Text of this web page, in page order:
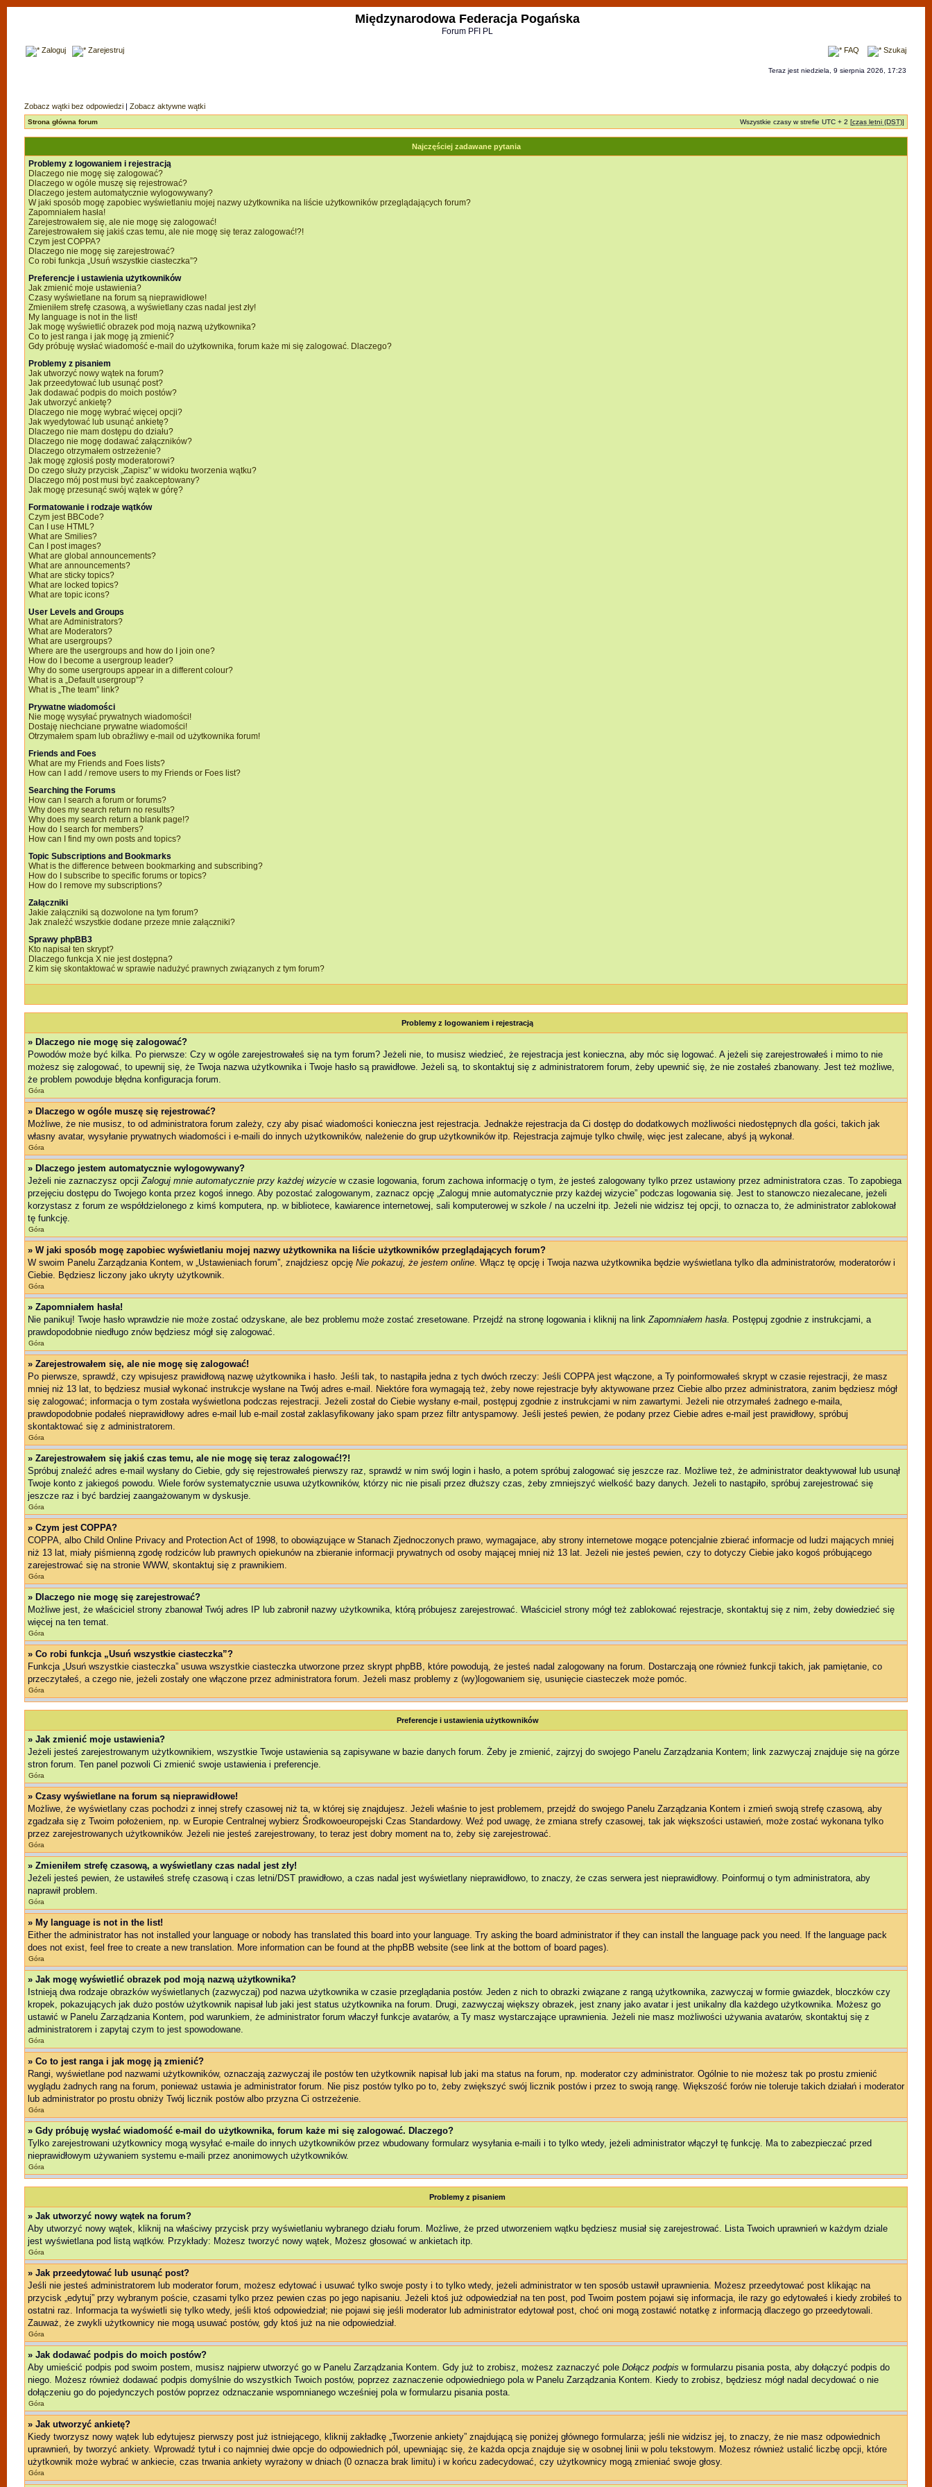
Międzynarodowa Federacja Pogańska
Forum PFI PL
Zaloguj Zarejestruj FAQ Szukaj
Teraz jest niedziela, 9 sierpnia 2026, 17:23
Zobacz wątki bez odpowiedzi | Zobacz aktywne wątki
Strona główna forum Wszystkie czasy w strefie UTC + 2 [czas letni (DST)]
Najczęściej zadawane pytania
Problemy z logowaniem i rejestracją
Dlaczego nie mogę się zalogować?
Dlaczego w ogóle muszę się rejestrować?
Dlaczego jestem automatycznie wylogowywany?
W jaki sposób mogę zapobiec wyświetlaniu mojej nazwy użytkownika na liście użytkowników przeglądających forum?
Zapomniałem hasła!
Zarejestrowałem się, ale nie mogę się zalogować!
Zarejestrowałem się jakiś czas temu, ale nie mogę się teraz zalogować!?!
Czym jest COPPA?
Dlaczego nie mogę się zarejestrować?
Co robi funkcja „Usuń wszystkie ciasteczka”?
Preferencje i ustawienia użytkowników
Jak zmienić moje ustawienia?
Czasy wyświetlane na forum są nieprawidłowe!
Zmieniłem strefę czasową, a wyświetlany czas nadal jest zły!
My language is not in the list!
Jak mogę wyświetlić obrazek pod moją nazwą użytkownika?
Co to jest ranga i jak mogę ją zmienić?
Gdy próbuję wysłać wiadomość e-mail do użytkownika, forum każe mi się zalogować. Dlaczego?
Problemy z pisaniem
Jak utworzyć nowy wątek na forum?
Jak przeedytować lub usunąć post?
Jak dodawać podpis do moich postów?
Jak utworzyć ankietę?
Dlaczego nie mogę wybrać więcej opcji?
Jak wyedytować lub usunąć ankietę?
Dlaczego nie mam dostępu do działu?
Dlaczego nie mogę dodawać załączników?
Dlaczego otrzymałem ostrzeżenie?
Jak mogę zgłosiś posty moderatorowi?
Do czego służy przycisk „Zapisz” w widoku tworzenia wątku?
Dlaczego mój post musi być zaakceptowany?
Jak mogę przesunąć swój wątek w górę?
Formatowanie i rodzaje wątków
Czym jest BBCode?
Can I use HTML?
What are Smilies?
Can I post images?
What are global announcements?
What are announcements?
What are sticky topics?
What are locked topics?
What are topic icons?
User Levels and Groups
What are Administrators?
What are Moderators?
What are usergroups?
Where are the usergroups and how do I join one?
How do I become a usergroup leader?
Why do some usergroups appear in a different colour?
What is a „Default usergroup”?
What is „The team” link?
Prywatne wiadomości
Nie mogę wysyłać prywatnych wiadomości!
Dostaję niechciane prywatne wiadomości!
Otrzymałem spam lub obraźliwy e-mail od użytkownika forum!
Friends and Foes
What are my Friends and Foes lists?
How can I add / remove users to my Friends or Foes list?
Searching the Forums
How can I search a forum or forums?
Why does my search return no results?
Why does my search return a blank page!?
How do I search for members?
How can I find my own posts and topics?
Topic Subscriptions and Bookmarks
What is the difference between bookmarking and subscribing?
How do I subscribe to specific forums or topics?
How do I remove my subscriptions?
Załączniki
Jakie załączniki są dozwolone na tym forum?
Jak znaleźć wszystkie dodane przeze mnie załączniki?
Sprawy phpBB3
Kto napisał ten skrypt?
Dlaczego funkcja X nie jest dostępna?
Z kim się skontaktować w sprawie nadużyć prawnych związanych z tym forum?
Problemy z logowaniem i rejestracją
» Dlaczego nie mogę się zalogować?
Powodów może być kilka. Po pierwsze: Czy w ogóle zarejestrowałeś się na tym forum? Jeżeli nie, to musisz wiedzieć, że rejestracja jest konieczna, aby móc się logować. A jeżeli się zarejestrowałeś i mimo to nie
możesz się zalogować, to upewnij się, że Twoja nazwa użytkownika i Twoje hasło są prawidłowe. Jeżeli są, to skontaktuj się z administratorem forum, żeby upewnić się, że nie zostałeś zbanowany. Jest też możliwe,
że problem powoduje błędna konfiguracja forum.
Góra
» Dlaczego w ogóle muszę się rejestrować?
Możliwe, że nie musisz, to od administratora forum zależy, czy aby pisać wiadomości konieczna jest rejestracja. Jednakże rejestracja da Ci dostęp do dodatkowych możliwości niedostępnych dla gości, takich jak
własny avatar, wysyłanie prywatnych wiadomości i e-maili do innych użytkowników, należenie do grup użytkowników itp. Rejestracja zajmuje tylko chwilę, więc jest zalecane, abyś ją wykonał.
Góra
» Dlaczego jestem automatycznie wylogowywany?
Jeżeli nie zaznaczysz opcjiZaloguj mnie automatycznie przy każdej wizycie w czasie logowania, forum zachowa informację o tym, że jesteś zalogowany tylko przez ustawiony przez administratora czas. To zapobiega
przejęciu dostępu do Twojego konta przez kogoś innego. Aby pozostać zalogowanym, zaznacz opcję „Zaloguj mnie automatycznie przy każdej wizycie” podczas logowania się. Jest to stanowczo niezalecane, jeżeli
korzystasz z forum ze współdzielonego z kimś komputera, np. w bibliotece, kawiarence internetowej, sali komputerowej w szkole / na uczelni itp. Jeżeli nie widzisz tej opcji, to oznacza to, że administrator zablokował
tę funkcję.
Góra
» W jaki sposób mogę zapobiec wyświetlaniu mojej nazwy użytkownika na liście użytkowników przeglądających forum?
W swoim Panelu Zarządzania Kontem, w „Ustawieniach forum”, znajdziesz opcję Nie pokazuj, że jestem online. Włącz tę opcję i Twoja nazwa użytkownika będzie wyświetlana tylko dla administratorów, moderatorów i
Ciebie. Będziesz liczony jako ukryty użytkownik.
Góra
» Zapomniałem hasła!
Nie panikuj! Twoje hasło wprawdzie nie może zostać odzyskane, ale bez problemu może zostać zresetowane. Przejdź na stronę logowania i kliknij na linkZapomniałem hasła. Postępuj zgodnie z instrukcjami, a
prawdopodobnie niedługo znów będziesz mógł się zalogować.
Góra
» Zarejestrowałem się, ale nie mogę się zalogować!
Po pierwsze, sprawdź, czy wpisujesz prawidłową nazwę użytkownika i hasło. Jeśli tak, to nastąpiła jedna z tych dwóch rzeczy: Jeśli COPPA jest włączone, a Ty poinformowałeś skrypt w czasie rejestracji, że masz
mniej niż 13 lat, to będziesz musiał wykonać instrukcje wysłane na Twój adres e-mail. Niektóre fora wymagają też, żeby nowe rejestracje były aktywowane przez Ciebie albo przez administratora, zanim będziesz mógł
się zalogować; informacja o tym została wyświetlona podczas rejestracji. Jeżeli został do Ciebie wysłany e-mail, postępuj zgodnie z instrukcjami w nim zawartymi. Jeżeli nie otrzymałeś żadnego e-maila,
prawdopodobnie podałeś nieprawidłowy adres e-mail lub e-mail został zaklasyfikowany jako spam przez filtr antyspamowy. Jeśli jesteś pewien, że podany przez Ciebie adres e-mail jest prawidłowy, spróbuj
skontaktować się z administratorem.
Góra
» Zarejestrowałem się jakiś czas temu, ale nie mogę się teraz zalogować!?!
Spróbuj znaleźć adres e-mail wysłany do Ciebie, gdy się rejestrowałeś pierwszy raz, sprawdź w nim swój login i hasło, a potem spróbuj zalogować się jeszcze raz. Możliwe też, że administrator deaktywował lub usunął
Twoje konto z jakiegoś powodu. Wiele forów systematycznie usuwa użytkowników, którzy nic nie pisali przez dłuższy czas, żeby zmniejszyć wielkość bazy danych. Jeżeli to nastąpiło, spróbuj zarejestrować się
jeszcze raz i być bardziej zaangażowanym w dyskusje.
Góra
» Czym jest COPPA?
COPPA, albo Child Online Privacy and Protection Act of 1998, to obowiązujące w Stanach Zjednoczonych prawo, wymagajace, aby strony internetowe mogące potencjalnie zbierać informacje od ludzi mających mniej
niż 13 lat, miały piśmienną zgodę rodziców lub prawnych opiekunów na zbieranie informacji prywatnych od osoby mającej mniej niż 13 lat. Jeżeli nie jesteś pewien, czy to dotyczy Ciebie jako kogoś próbującego
zarejestrować się na stronie WWW, skontaktuj się z prawnikiem.
Góra
» Dlaczego nie mogę się zarejestrować?
Możliwe jest, że właściciel strony zbanował Twój adres IP lub zabronił nazwy użytkownika, którą próbujesz zarejestrować. Właściciel strony mógł też zablokować rejestracje, skontaktuj się z nim, żeby dowiedzieć się
więcej na ten temat.
Góra
» Co robi funkcja „Usuń wszystkie ciasteczka”?
Funkcja „Usuń wszystkie ciasteczka” usuwa wszystkie ciasteczka utworzone przez skrypt phpBB, które powodują, że jesteś nadal zalogowany na forum. Dostarczają one również funkcji takich, jak pamiętanie, co
przeczytałeś, a czego nie, jeżeli zostały one włączone przez administratora forum. Jeżeli masz problemy z (wy)logowaniem się, usunięcie ciasteczek może pomóc.
Góra
Preferencje i ustawienia użytkowników
» Jak zmienić moje ustawienia?
Jeżeli jesteś zarejestrowanym użytkownikiem, wszystkie Twoje ustawienia są zapisywane w bazie danych forum. Żeby je zmienić, zajrzyj do swojego Panelu Zarządzania Kontem; link zazwyczaj znajduje się na górze
stron forum. Ten panel pozwoli Ci zmienić swoje ustawienia i preferencje.
Góra
» Czasy wyświetlane na forum są nieprawidłowe!
Możliwe, że wyświetlany czas pochodzi z innej strefy czasowej niż ta, w której się znajdujesz. Jeżeli właśnie to jest problemem, przejdź do swojego Panelu Zarządzania Kontem i zmień swoją strefę czasową, aby
zgadzała się z Twoim położeniem, np. w Europie Centralnej wybierz Środkowoeuropejski Czas Standardowy. Weź pod uwagę, że zmiana strefy czasowej, tak jak większości ustawień, może zostać wykonana tylko
przez zarejestrowanych użytkowników. Jeżeli nie jesteś zarejestrowany, to teraz jest dobry moment na to, żeby się zarejestrować.
Góra
» Zmieniłem strefę czasową, a wyświetlany czas nadal jest zły!
Jeżeli jesteś pewien, że ustawiłeś strefę czasową i czas letni/DST prawidłowo, a czas nadal jest wyświetlany nieprawidłowo, to znaczy, że czas serwera jest nieprawidłowy. Poinformuj o tym administratora, aby
naprawił problem.
Góra
» My language is not in the list!
Either the administrator has not installed your language or nobody has translated this board into your language. Try asking the board administrator if they can install the language pack you need. If the language pack
does not exist, feel free to create a new translation. More information can be found at the phpBB website (see link at the bottom of board pages).
Góra
» Jak mogę wyświetlić obrazek pod moją nazwą użytkownika?
Istnieją dwa rodzaje obrazków wyświetlanych (zazwyczaj) pod nazwa użytkownika w czasie przeglądania postów. Jeden z nich to obrazki związane z rangą użytkownika, zazwyczaj w formie gwiazdek, bloczków czy
kropek, pokazujących jak dużo postów użytkownik napisał lub jaki jest status użytkownika na forum. Drugi, zazwyczaj większy obrazek, jest znany jako avatar i jest unikalny dla każdego użytkownika. Możesz go
ustawić w Panelu Zarządzania Kontem, pod warunkiem, że administrator forum właczył funkcje avatarów, a Ty masz wystarczające uprawnienia. Jeżeli nie masz możliwości używania avatarów, skontaktuj się z
administratorem i zapytaj czym to jest spowodowane.
Góra
» Co to jest ranga i jak mogę ją zmienić?
Rangi, wyświetlane pod nazwami użytkowników, oznaczają zazwyczaj ile postów ten użytkownik napisał lub jaki ma status na forum, np. moderator czy administrator. Ogólnie to nie możesz tak po prostu zmienić
wyglądu żadnych rang na forum, ponieważ ustawia je administrator forum. Nie pisz postów tylko po to, żeby zwiększyć swój licznik postów i przez to swoją rangę. Większość forów nie toleruje takich działań i moderator
lub administrator po prostu obniży Twój licznik postów albo przyzna Ci ostrzeżenie.
Góra
» Gdy próbuję wysłać wiadomość e-mail do użytkownika, forum każe mi się zalogować. Dlaczego?
Tylko zarejestrowani użytkownicy mogą wysyłać e-maile do innych użytkowników przez wbudowany formularz wysyłania e-maili i to tylko wtedy, jeżeli administrator włączył tę funkcję. Ma to zabezpieczać przed
nieprawidłowym używaniem systemu e-maili przez anonimowych użytkowników.
Góra
Problemy z pisaniem
» Jak utworzyć nowy wątek na forum?
Aby utworzyć nowy wątek, kliknij na właściwy przycisk przy wyświetlaniu wybranego działu forum. Możliwe, że przed utworzeniem wątku będziesz musiał się zarejestrować. Lista Twoich uprawnień w każdym dziale
jest wyświetlana pod listą wątków. Przykłady: Możesz tworzyć nowy wątek, Możesz głosować w ankietach itp.
Góra
» Jak przeedytować lub usunąć post?
Jeśli nie jesteś administratorem lub moderator forum, możesz edytować i usuwać tylko swoje posty i to tylko wtedy, jeżeli administrator w ten sposób ustawił uprawnienia. Możesz przeedytować post klikając na
przycisk „edytuj” przy wybranym poście, czasami tylko przez pewien czas po jego napisaniu. Jeżeli ktoś już odpowiedział na ten post, pod Twoim postem pojawi się informacja, ile razy go edytowałeś i kiedy zrobiłeś to
ostatni raz. Informacja ta wyświetli się tylko wtedy, jeśli ktoś odpowiedział; nie pojawi się jeśli moderator lub administrator edytował post, choć oni mogą zostawić notatkę z informacją dlaczego go przeedytowali.
Zauważ, że zwykli użytkownicy nie mogą usuwać postów, gdy ktoś już na nie odpowiedział.
Góra
» Jak dodawać podpis do moich postów?
Aby umieścić podpis pod swoim postem, musisz najpierw utworzyć go w Panelu Zarządzania Kontem. Gdy już to zrobisz, możesz zaznaczyć pole Dołącz podpis w formularzu pisania posta, aby dołączyć podpis do
niego. Możesz również dodawać podpis domyślnie do wszystkich Twoich postów, poprzez zaznaczenie odpowiedniego pola w Panelu Zarządzania Kontem. Kiedy to zrobisz, będziesz mógł nadal decydować o nie
dołączeniu go do pojedynczych postów poprzez odznaczanie wspomnianego wcześniej pola w formularzu pisania posta.
Góra
» Jak utworzyć ankietę?
Kiedy tworzysz nowy wątek lub edytujesz pierwszy post już istniejącego, kliknij zakładkę „Tworzenie ankiety” znajdującą się poniżej głównego formularza; jeśli nie widzisz jej, to znaczy, że nie masz odpowiednich
uprawnień, by tworzyć ankiety. Wprowadź tytuł i co najmniej dwie opcje do odpowiednich pól, upewniając się, że każda opcja znajduje się w osobnej linii w polu tekstowym. Możesz również ustalić liczbę opcji, które
użytkownik może wybrać w ankiecie, czas trwania ankiety wyrażony w dniach (0 oznacza brak limitu) i w końcu zadecydować, czy użytkownicy mogą zmieniać swoje głosy.
Góra